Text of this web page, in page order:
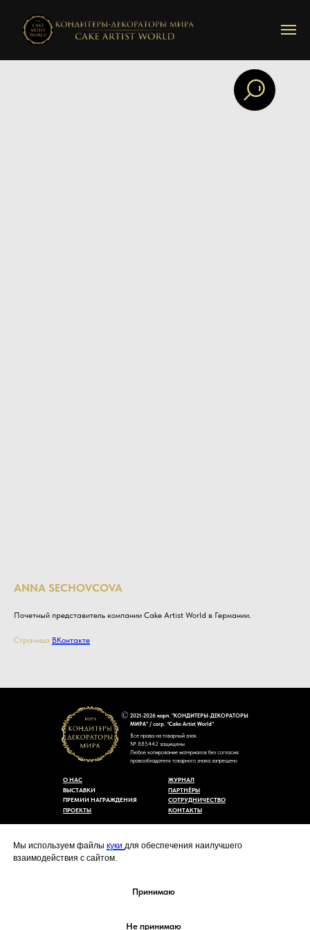
Мы используем файлы куки для обеспечения наилучшего
взаимодействия с сайтом.
Принимаю
Не принимаю
ANNA SECHOVCOVA
Почетный представитель компании Cake Artist World в Германии.
Страница ВКонтакте
2021-2026 корп. "КОНДИТЕРЫ-ДЕКОРАТОРЫ
МИРА" / corp. “Cake Artist World”
Все права на товарный знак
№ 885442 защищены
Любое копирование материалов без согласия
правообладателя товарного знака запрещено
cakeartistworld@mail.ru
КОНТАКТЫ
СОТРУДНИЧЕСТВО
ЖУРНАЛ
ПАРТНЁРЫ
ПРЕМИИ НАГРАЖДЕНИЯ
ПРОЕКТЫ
ВЫСТАВКИ
О НАС
Политика конфиденциальности
Согласие на обработку персональных данных